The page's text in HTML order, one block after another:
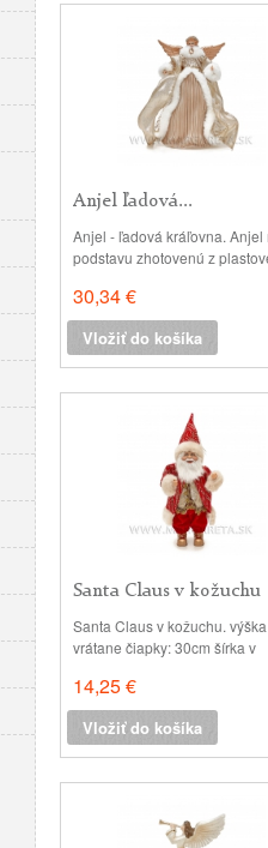
Anjel ľadová...
Anjel - ľadová kráľovna. Anjel
podstavu zhotovenú z
Je preto vhodný na nasadenie
vianočný stromček ako špic. Je
možné ho tiež volne položiť.
29cm, šírka: 17x17 cm
30,34 €
Vložiť do košíka
Santa Claus v kožuchu
Santa Claus v kožuchu. výška
vrátane čiapky: 30cm šírka v
14,25 €
Vložiť do košíka